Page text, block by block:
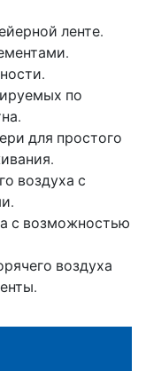
ленте.
по
для простого
воздуха с
с возможностью
воздуха